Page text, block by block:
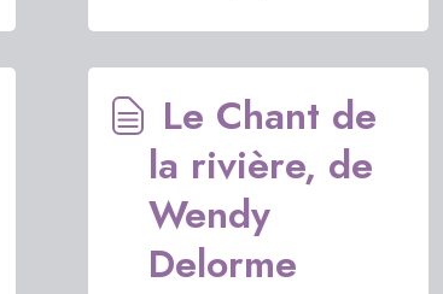
Le Chant de
la rivière, de
Wendy
Delorme